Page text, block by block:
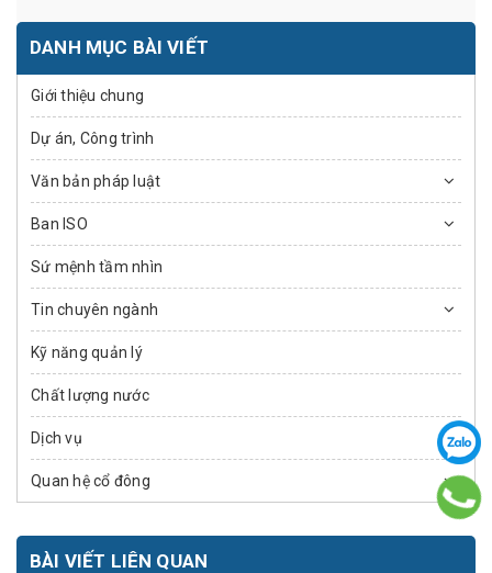
DANH MỤC BÀI VIẾT
Giới thiệu chung
Dự án, Công trình
Văn bản pháp luật
Ban ISO
Sứ mệnh tầm nhìn
Tin chuyên ngành
Kỹ năng quản lý
Chất lượng nước
Dịch vụ
Quan hệ cổ đông
BÀI VIẾT LIÊN QUAN